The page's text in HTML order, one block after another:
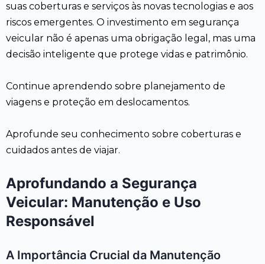
suas coberturas e serviços às novas tecnologias e aos
riscos emergentes. O investimento em segurança
veicular não é apenas uma obrigação legal, mas uma
decisão inteligente que protege vidas e patrimônio.
Continue aprendendo sobre planejamento de
viagens e proteção em deslocamentos.
Aprofunde seu conhecimento sobre coberturas e
cuidados antes de viajar.
Aprofundando a Segurança
Veicular: Manutenção e Uso
Responsável
A Importância Crucial da Manutenção